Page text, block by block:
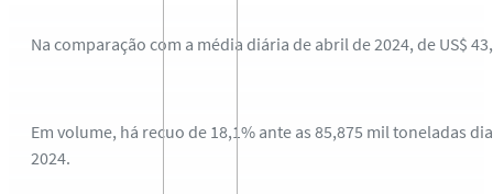
Na comparação com a média diária de abril de 2024, de US$
Em volume, há recuo de 18,1% ante as 85,875 mil toneladas
2024.